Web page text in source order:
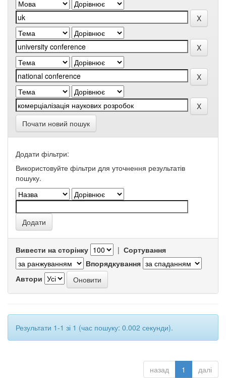
Почати новий пошук
Додати фільтри:
Використовуйте фільтри для уточнення результатів
пошуку.
Вивести на сторінку | Сортування
Впорядкування
Автори
Результати 1-1 зі 1 (час пошуку: 0.002 секунди).
назад 1 далі